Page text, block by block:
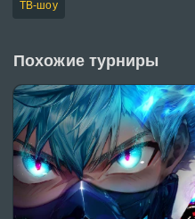
ТВ-шоу
Похожие турниры